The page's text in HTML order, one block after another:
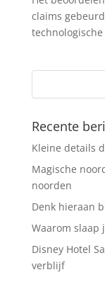
claims
Recente
Kleine details
Magische
noorden
Denk hieraan
Waarom slaap
Disney Hotel
verblijf